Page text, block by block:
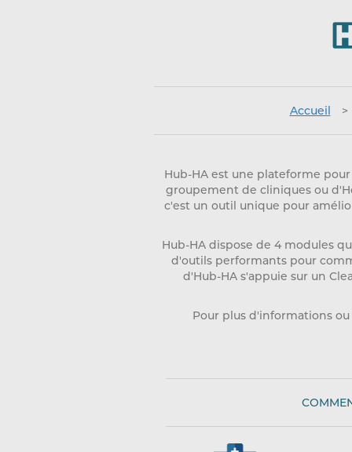
Accueil >
Hub-HA est une plateforme
groupement de cliniques ou
c'est un outil unique pour
Hub-HA dispose de 4 modules
d'outils performants pour
d'Hub-HA s'appuie sur un
Pour plus d'informations